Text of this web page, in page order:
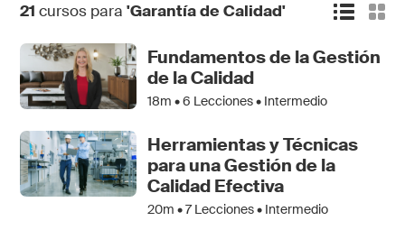
21 cursos para 'Garantía de Calidad'
Fundamentos de la Gestión
de la Calidad
18m •6 Lecciones • Intermedio
Herramientas y Técnicas
para una Gestión de la
Calidad Efectiva
20m •7Lecciones • Intermedio